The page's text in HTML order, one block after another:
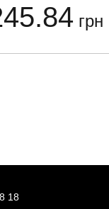
грн
18